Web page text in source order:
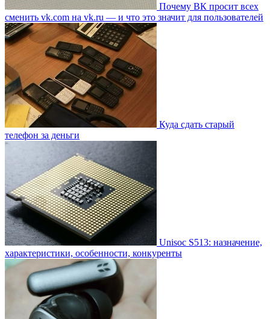
Почему ВК просит всех
сменить vk.com на vk.ru — и что это значит для пользователей
Куда сдать старый
телефон за деньги
Unisoc S513: назначение,
характеристики, особенности, конкуренты